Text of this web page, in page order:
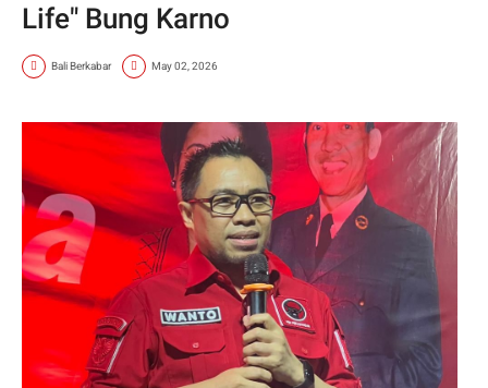
Life" Bung Karno
Bali Berkabar May 02, 2026